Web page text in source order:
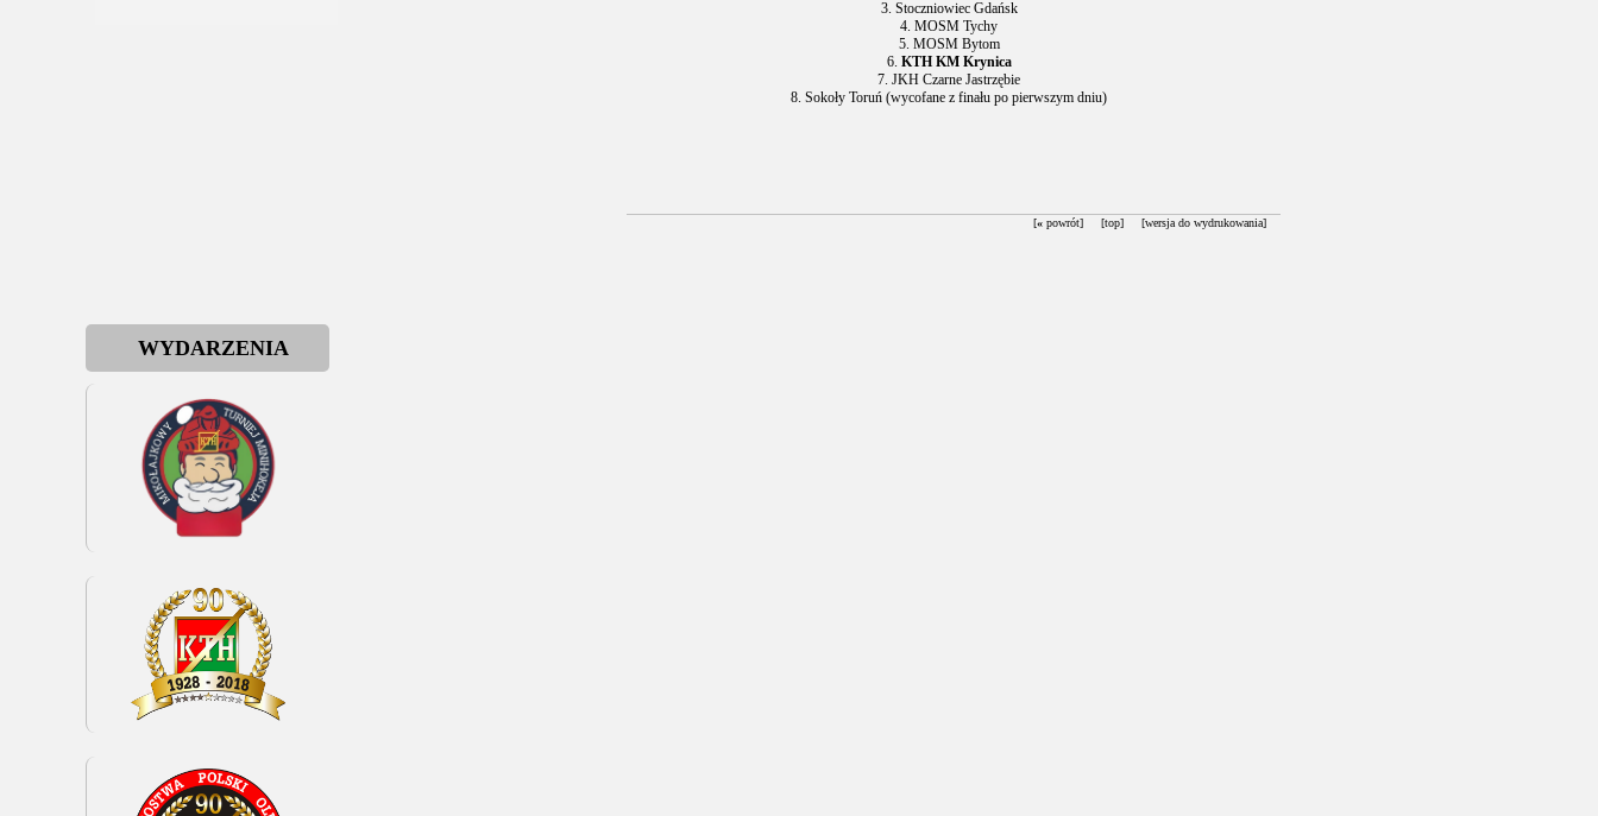
WYDARZENIA
3. Stoczniowiec Gdańsk
4. MOSM Tychy
5. MOSM Bytom
6. KTH KM Krynica
7. JKH Czarne Jastrzębie
8. Sokoły Toruń (wycofane z finału po pierwszym dniu)
[« powrót] [top] [wersja do wydrukowania]